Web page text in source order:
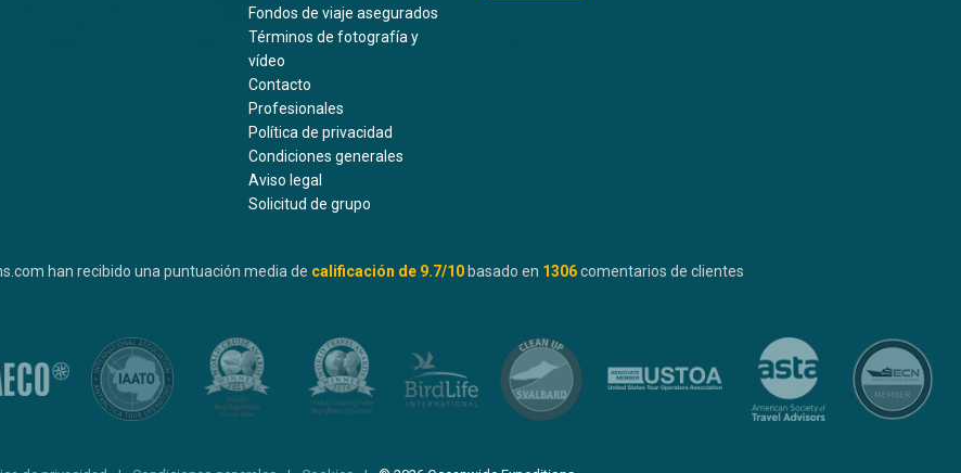
Fondos de viaje asegurados
Términos de fotografía y
vídeo
Contacto
Profesionales
Política de privacidad
Condiciones generales
Aviso legal
Solicitud de grupo
han recibido una puntuación media de calificación de 9.7/10 basado en 1306comentarios de clientes